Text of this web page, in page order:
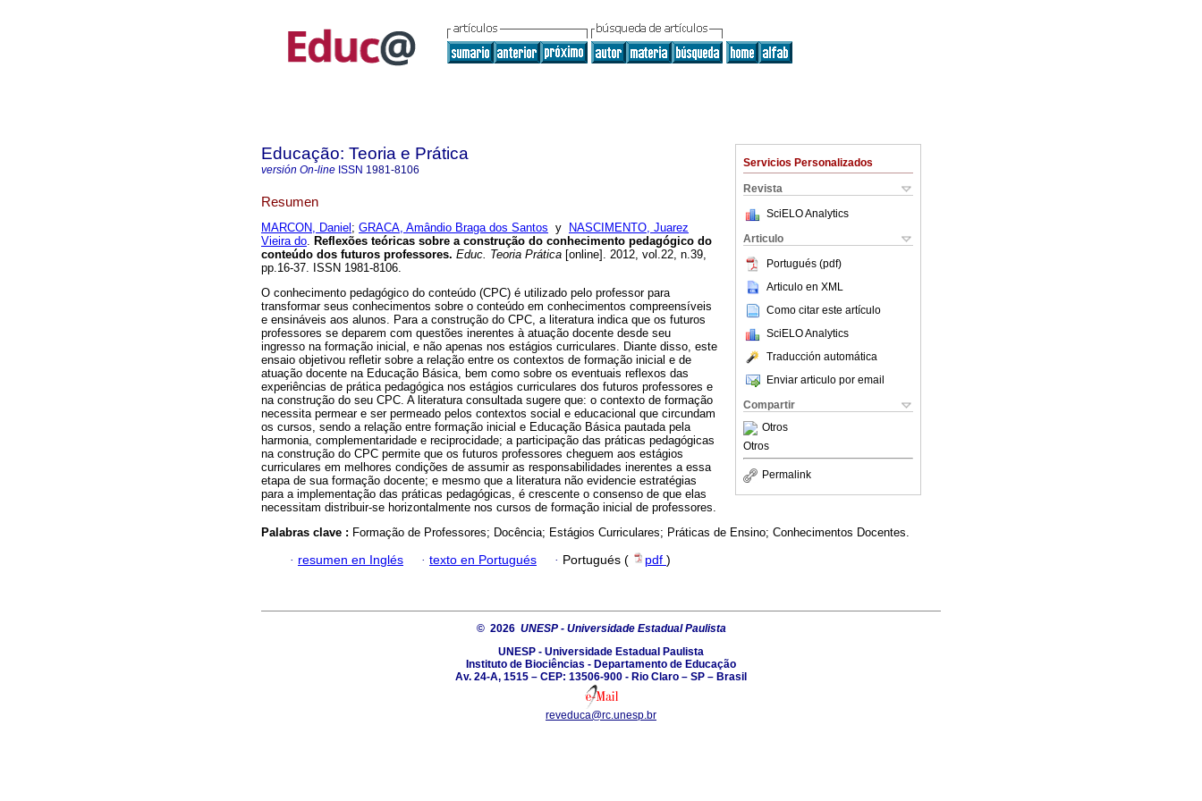
Servicios Personalizados
Revista
SciELO Analytics
Articulo
Portugués (pdf)
Articulo en XML
Como citar este artículo
SciELO Analytics
Traducción automática
Enviar articulo por email
Compartir
Otros
Otros
Permalink
Educação: Teoria e Prática
versión On-line ISSN 1981-8106
Resumen
MARCON, Daniel ; GRACA, Amândio Braga dos Santos y
NASCIMENTO, Juarez
Vieira do. Reflexões teóricas sobre a construção do conhecimento pedagógico do
conteúdo dos futuros professores. Educ. Teoria Prática [online]. 2012, vol.22, n.39,
pp.16-37. ISSN 1981-8106.
O conhecimento pedagógico do conteúdo (CPC) é utilizado pelo professor para
transformar seus conhecimentos sobre o conteúdo em conhecimentos compreensíveis
e ensináveis aos alunos. Para a construção do CPC, a literatura indica que os futuros
professores se deparem com questões inerentes à atuação docente desde seu
ingresso na formação inicial, e não apenas nos estágios curriculares. Diante disso, este
ensaio objetivou refletir sobre a relação entre os contextos de formação inicial e de
atuação docente na Educação Básica, bem como sobre os eventuais reflexos das
experiências de prática pedagógica nos estágios curriculares dos futuros professores e
na construção do seu CPC. A literatura consultada sugere que: o contexto de formação
necessita permear e ser permeado pelos contextos social e educacional que circundam
os cursos, sendo a relação entre formação inicial e Educação Básica pautada pela
harmonia, complementaridade e reciprocidade; a participação das práticas pedagógicas
na construção do CPC permite que os futuros professores cheguem aos estágios
curriculares em melhores condições de assumir as responsabilidades inerentes a essa
etapa de sua formação docente; e mesmo que a literatura não evidencie estratégias
para a implementação das práticas pedagógicas, é crescente o consenso de que elas
necessitam distribuir-se horizontalmente nos cursos de formação inicial de professores.
Palabras clave : Formação de Professores; Docência; Estágios Curriculares; Práticas de Ensino; Conhecimentos Docentes.
· resumen en Inglés · texto en Portugués · Portugués ( pdf )
© 2026 UNESP - Universidade Estadual Paulista
UNESP - Universidade Estadual Paulista
Instituto de Biociências - Departamento de Educação
Av. 24-A, 1515 – CEP: 13506-900 - Rio Claro – SP – Brasil
reveduca@rc.unesp.br